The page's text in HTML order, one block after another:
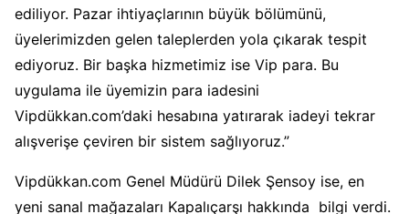
ediliyor. Pazar ihtiyaçlarının büyük bölümünü,
üyelerimizden gelen taleplerden yola çıkarak tespit
ediyoruz. Bir başka hizmetimiz ise Vip para. Bu
uygulama ile üyemizin para iadesini
Vipdükkan.com’daki hesabına yatırarak iadeyi tekrar
alışverişe çeviren bir sistem sağlıyoruz.”
Vipdükkan.com Genel Müdürü Dilek Şensoy ise, en
yeni sanal mağazaları Kapalıçarşı hakkında bilgi verdi.